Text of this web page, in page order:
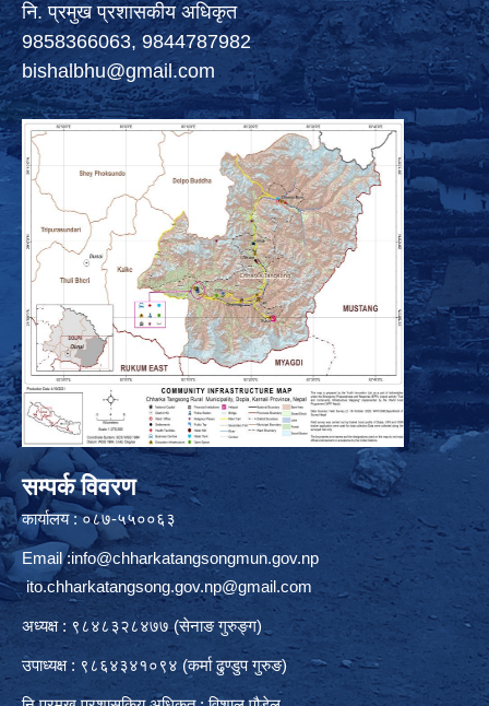
नि. प्रमुख प्रशासकीय अधिकृत
9858366063, 9844787982
bishalbhu@gmail.com
सम्पर्क विवरण
कार्यालय : ०८७-५५००६३
Email :info@chharkatangsongmun.gov.np
ito.chharkatangsong.gov.np@gmail.com
अध्यक्ष : ९८४८३२८४७७ (सेनाङ गुरुङ्ग)
उपाध्यक्ष : ९८६४३४१०९४ (कर्मा ढुण्डुप गुरुङ)